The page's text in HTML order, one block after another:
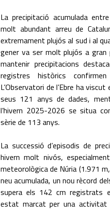
La precipitació acumulada
molt abundant arreu de
extremament plujós al sud i al
gener va ser molt plujós a
mantenir precipitacions
registres històrics
L’Observatori de l’Ebre ha
seus 121 anys de dades,
l’hivern 2025-2026 se situa
sèrie de 113 anys.
La successió d’episodis de
hivern molt nivós,
meteorològica de Núria (1.971
neu acumulada, un nou rècord
supera els 142 cm registrats
estat marcat per una activitat